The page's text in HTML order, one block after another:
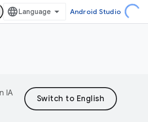
Android Studio
IA